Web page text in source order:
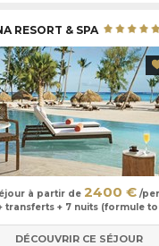
RESORT & SPA
à partir de 2400 € /
transferts + 7 nuits (formule
DÉCOUVRIR CE SÉJOUR